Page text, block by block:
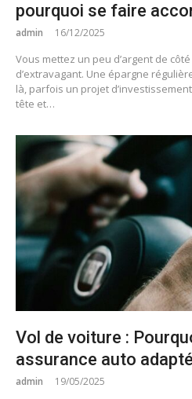
pourquoi se faire
admin 16/12/2025
Vous mettez un peu d’argent de
d’extravagant. Une épargne
là, parfois un projet
tête et…
Vol de voiture :
assurance auto
admin 19/05/2025